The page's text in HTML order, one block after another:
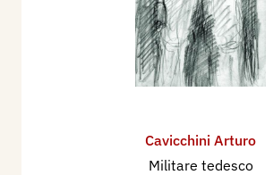
Cavicchini Arturo
Militare tedesco